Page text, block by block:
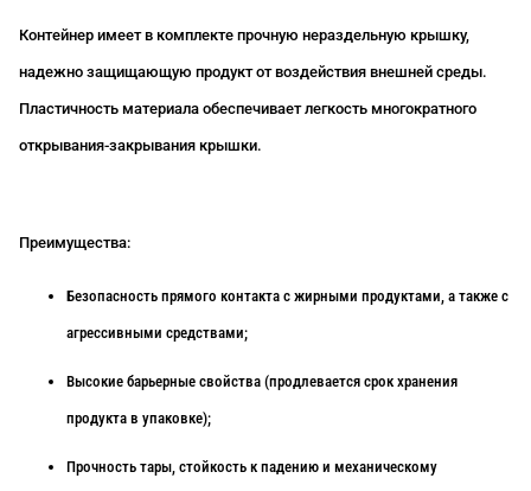
Контейнер имеет в комплекте прочную нераздельную крышку,
надежно защищающую продукт от воздействия внешней среды.
Пластичность материала обеспечивает легкость многократного
открывания-закрывания крышки.
Преимущества:
Безопасность прямого контакта с жирными продуктами, а также с
агрессивными средствами;
Высокие барьерные свойства (продлевается срок хранения
продукта в упаковке);
Прочность тары, стойкость к падению и механическому